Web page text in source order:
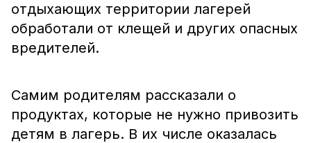
отдыхающих территории лагерей
обработали от клещей и других опасных
вредителей.
Самим родителям рассказали о
продуктах, которые не нужно привозить
детям в лагерь. В их числе оказалась